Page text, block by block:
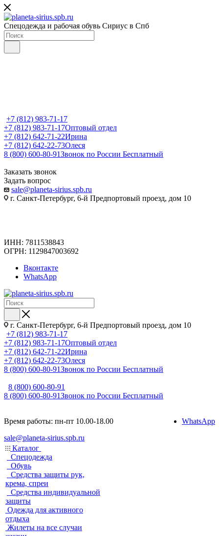
Спецодежда и рабочая обувь Сириус в Спб
+7 (812) 983-71-17
+7 (812) 983-71-17Оптовый отдел
+7 (812) 642-71-22Ирина
+7 (812) 642-22-73Олеся
8 (800) 600-80-91Звонок по России Бесплатный
Заказать звонок
Задать вопрос
sale@planeta-sirius.spb.ru
г. Санкт-Петербург, 6-й Предпортовый проезд, дом 10
ИНН: 7811538843
ОГРН: 1129847003692
Вконтакте
WhatsApp
г. Санкт-Петербург, 6-й Предпортовый проезд, дом 10
+7 (812) 983-71-17
+7 (812) 983-71-17Оптовый отдел
+7 (812) 642-71-22Ирина
+7 (812) 642-22-73Олеся
8 (800) 600-80-91Звонок по России Бесплатный
8 (800) 600-80-91
8 (800) 600-80-91Звонок по России Бесплатный
Время работы: пн-пт 10.00-18.00
sale@planeta-sirius.spb.ru
WhatsApp
Каталог
Спецодежда
Обувь
Средства защиты рук,
крема, спреи
Средства индивидуальной
защиты
Одежда для активного
отдыха
Жилеты на все случаи